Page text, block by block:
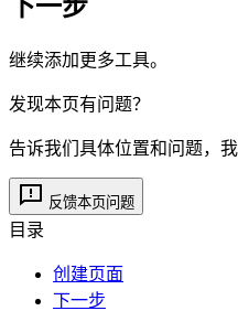
下一步
继续添加更多工具。
发现本页有问题？
告诉我们具体位置和问题，我
反馈本页问题
目录
创建页面
下一步